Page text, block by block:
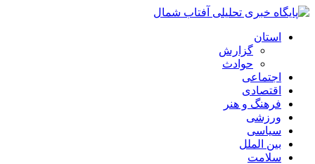
استان
گزارش
حوادث
اجتماعی
اقتصادی
فرهنگ و هنر
ورزشی
سیاسی
بین الملل
سلامت